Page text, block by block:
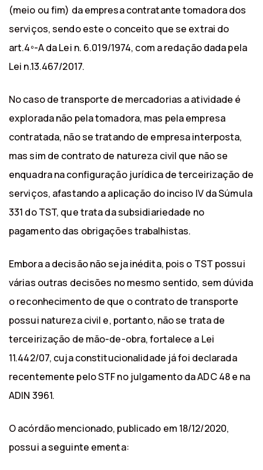
(meio ou fim) da empresa contratante tomadora dos
serviços, sendo este o conceito que se extrai do
art.4º-A da Lei n. 6.019/1974, com a redação dada pela
Lei n.13.467/2017.
No caso de transporte de mercadorias a atividade é
explorada não pela tomadora, mas pela empresa
contratada, não se tratando de empresa interposta,
mas sim de contrato de natureza civil que não se
enquadra na configuração jurídica de terceirização de
serviços, afastando a aplicação do inciso IV da Súmula
331 do TST, que trata da subsidiariedade no
pagamento das obrigações trabalhistas.
Embora a decisão não seja inédita, pois o TST possui
várias outras decisões no mesmo sentido, sem dúvida
o reconhecimento de que o contrato de transporte
possui natureza civil e, portanto, não se trata de
terceirização de mão-de-obra, fortalece a Lei
11.442/07, cuja constitucionalidade já foi declarada
recentemente pelo STF no julgamento da ADC 48 e na
ADIN 3961.
O acórdão mencionado, publicado em 18/12/2020,
possui a seguinte ementa: